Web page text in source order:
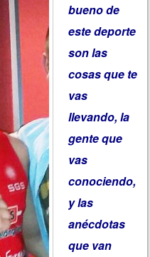
bueno de
este deporte
son las
cosas que te
vas
llevando, la
gente que
vas
conociendo,
y las
anécdotas
que van